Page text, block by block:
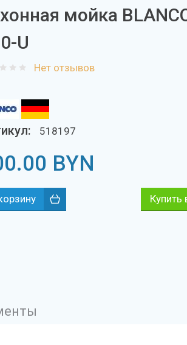
мойка
U
Нет отзывов
518197
BYN
Купить